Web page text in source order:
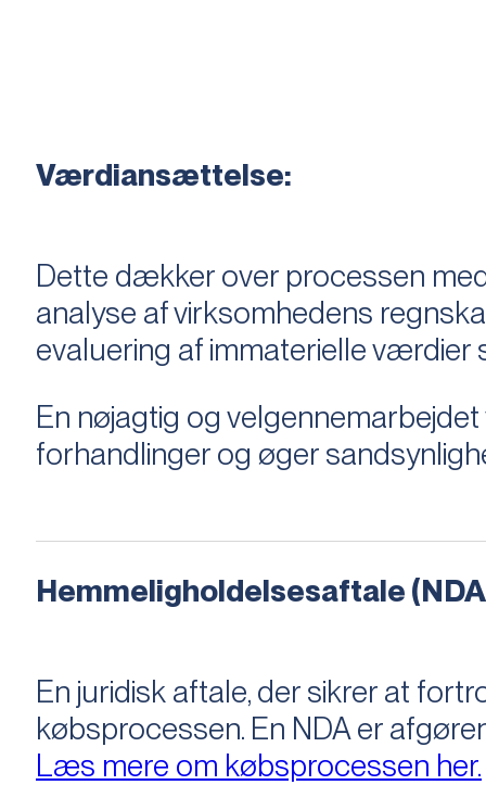
Værdiansættelse:
Dette dækker over processen
analyse af virksomhedens
evaluering af immaterielle
En nøjagtig og
forhandlinger og øger
Hemmeligholdelsesaftale
En juridisk aftale, der sikrer at
købsprocessen​​. En NDA er
Læs mere om købsprocessen her.